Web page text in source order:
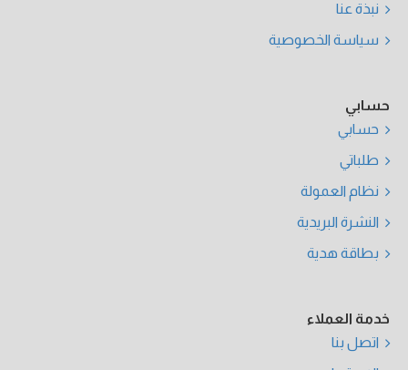
نبذة عنا
سياسة الخصوصية
حسابي
حسابي
طلباتي
نظام العمولة
النشرة البريدية
بطاقة هدية
خدمة العملاء
اتصل بنا